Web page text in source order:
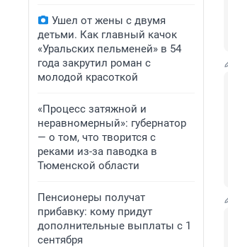
Ушел от жены с двумя
детьми. Как главный качок
«Уральских пельменей» в 54
года закрутил роман с
молодой красоткой
«Процесс затяжной и
неравномерный»: губернатор
— о том, что творится с
реками из-за паводка в
Тюменской области
Пенсионеры получат
прибавку: кому придут
дополнительные выплаты с 1
сентября